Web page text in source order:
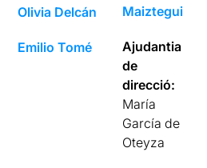
Olivia Delcán
Emilio Tomé
Maiztegui
Ajudantia
de
direcció:
María
García de
Oteyza